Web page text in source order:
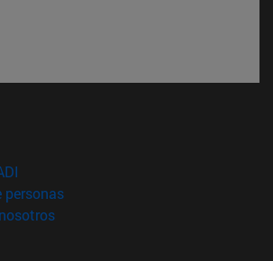
en nueva ventana)
personas(abre en nueva ventana)
(abre en nueva ventana)